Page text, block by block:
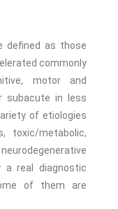
defined as those
commonly
motor and
subacute in less
of etiologies
toxic/metabolic,
a real diagnostic
of them are